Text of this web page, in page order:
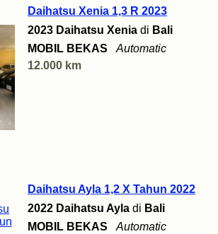
Daihatsu Xenia 1,3 R 2023
2023 Daihatsu Xenia di Bali
MOBIL BEKAS
Automatic
12.000 km
Daihatsu Ayla 1,2 X Tahun 2022
2022 Daihatsu Ayla di Bali
MOBIL BEKAS
Automatic